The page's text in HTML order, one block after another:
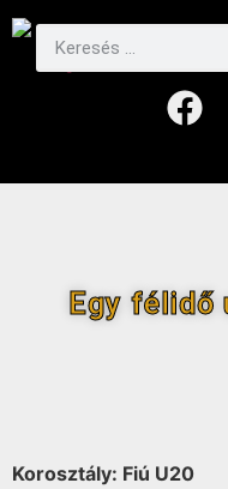
Egy félidő
Korosztály: Fiú U20